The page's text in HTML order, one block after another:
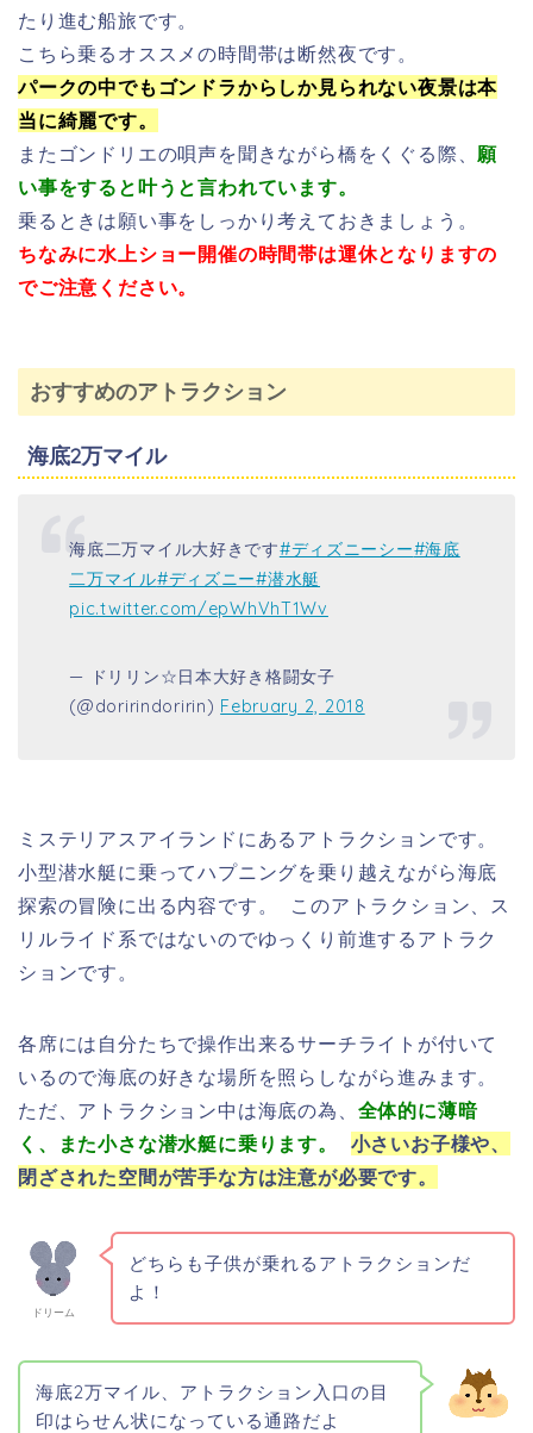
たり進む船旅です。
こちら乗るオススメの時間帯は断然夜です。
パークの中でもゴンドラからしか見られない夜景は本
当に綺麗です。
またゴンドリエの唄声を聞きながら橋をくぐる際、 願
い事をすると叶うと言われています。
乗るときは願い事をしっかり考えておきましょう。
ちなみに水上ショー開催の時間帯は運休となりますの
でご注意ください。
おすすめのアトラクション
海底2万マイル
海底二万マイル大好きです#ディズニーシー#海底
二万マイル#ディズニー#潜水艇
pic.twitter.com/epWhVhT1Wv
— ドリリン☆日本大好き格闘女子
(@doririndoririn) February 2, 2018
ミステリアスアイランドにあるアトラクションです。
小型潜水艇に乗ってハプニングを乗り越えながら海底
探索の冒険に出る内容です。 このアトラクション、ス
リルライド系ではないのでゆっくり前進するアトラク
ションです。
各席には自分たちで操作出来るサーチライトが付いて
いるので海底の好きな場所を照らしながら進みます。
ただ、アトラクション中は海底の為、 全体的に薄暗
く、また小さな潜水艇に乗ります。 小さいお子様や、
閉ざされた空間が苦手な方は注意が必要です。
ドリーム
どちらも子供が乗れるアトラクションだ
よ！
海底2万マイル、アトラクション入口の目
印はらせん状になっている通路だよ